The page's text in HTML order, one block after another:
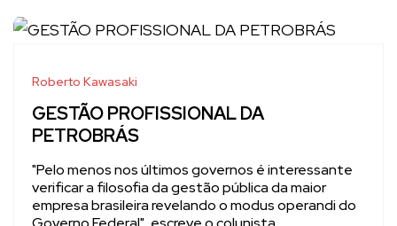
Roberto Kawasaki
GESTÃO PROFISSIONAL DA
PETROBRÁS
"Pelo menos nos últimos governos é interessante
verificar a filosofia da gestão pública da maior
empresa brasileira revelando o modus operandi do